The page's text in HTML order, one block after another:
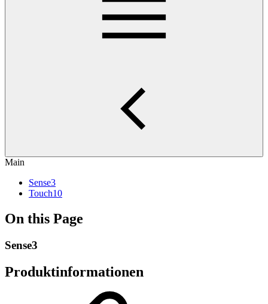
Main
Sense3
Touch10
On this Page
Sense3
Produktinformationen